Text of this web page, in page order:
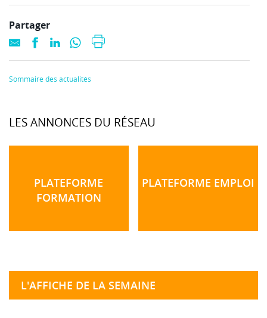
Partager
Sommaire des actualités
LES ANNONCES DU RÉSEAU
PLATEFORME
FORMATION
PLATEFORME EMPLOI
L'AFFICHE DE LA SEMAINE